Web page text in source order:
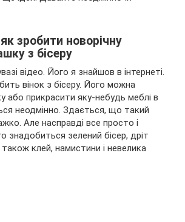
зробити новорічну
з бісеру
відео. Його я знайшов в інтернеті.
вінок з бісеру. Його можна
або прикрасити яку-небудь меблі в
неодмінно. Здається, що такий
Але насправді все просто і
знадобиться зелений бісер, дріт
клей, намистини і невелика